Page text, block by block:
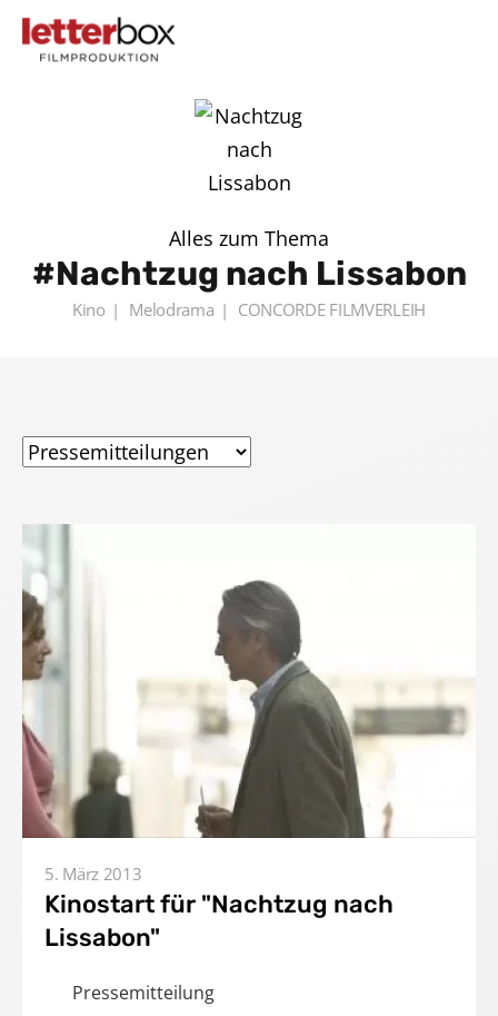
Alles zum Thema
Nachtzug nach Lissabon
Kino Melodrama CONCORDE FILMVERLEIH
5. März 2013
Kinostart für "Nachtzug nach
Lissabon"
Pressemitteilung